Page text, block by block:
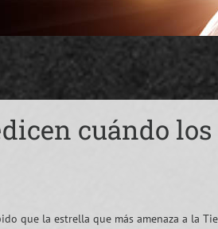
cuándo
que la estrella que más amenaza a la